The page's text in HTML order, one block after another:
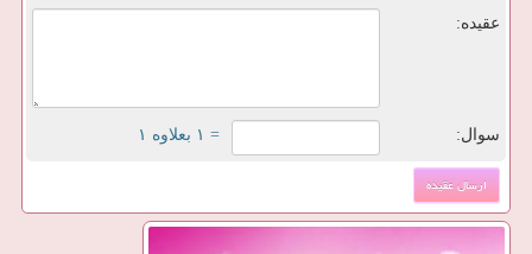
عقیده:
سوال: = ۱ بعلاوه ۱